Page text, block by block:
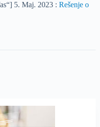
5. Maj. 2023 : Rešenje o